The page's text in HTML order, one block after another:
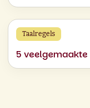
Taalregels
5 veelgemaakte